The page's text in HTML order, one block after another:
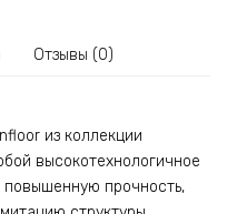
Отзывы (0)
из коллекции
высокотехнологичное
прочность,